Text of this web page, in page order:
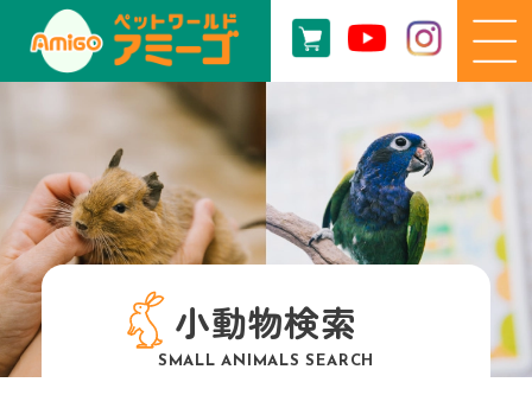
小動物検索
SMALL ANIMALS SEARCH